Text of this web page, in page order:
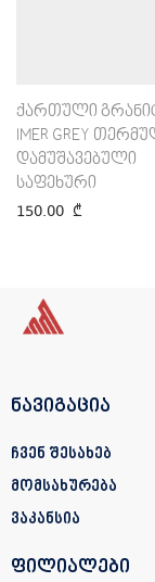
ქართული
IMER GREY
დამუშავებული
საფეხური
150.00 ₾
ნავიგაცია
ჩვენ შესახებ
მომსახურება
ვაკანსია
ფილიალები